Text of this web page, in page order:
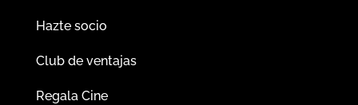
Hazte socio
Club de ventajas
Regala Cine